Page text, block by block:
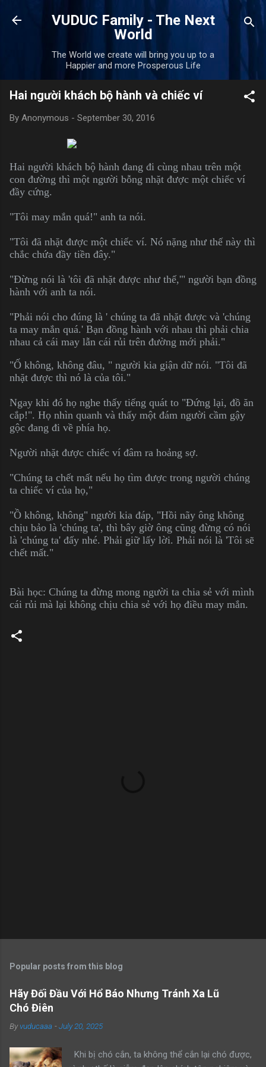
Skip to main content
VUDUC Family - The Next
World
The World we create will bring you up to a
Happier and more Prosperous Life
Hai người khách bộ hành và chiếc ví
By Anonymous - September 30, 2016
Hai người khách bộ hành đang đi cùng nhau trên một
con đường thì một người bỗng nhặt được một chiếc ví
đầy cứng.
"Tôi may mắn quá!" anh ta nói.
"Tôi đã nhặt được một chiếc ví. Nó nặng như thế này thì
chắc chứa đầy tiền đây."
"Đừng nói là 'tôi đã nhặt được như thế,'" người bạn đồng
hành với anh ta nói.
"Phải nói cho đúng là ' chúng ta đã nhặt được và 'chúng
ta may mắn quá.' Bạn đồng hành với nhau thì phải chia
nhau cả cái may lẫn cái rủi trên đường mới phải."
"Ố không, không đâu, " người kia giận dữ nói. "Tôi đã
nhặt được thì nó là của tôi."
Ngay khi đó họ nghe thấy tiếng quát to "Đứng lại, đồ ăn
cắp!". Họ nhìn quanh và thấy một đám người cầm gậy
gộc đang đi về phía họ.
Người nhặt được chiếc ví đâm ra hoảng sợ.
"Chúng ta chết mất nếu họ tìm được trong người chúng
ta chiếc ví của họ,"
"Ồ không, không" người kia đáp, "Hồi nãy ông không
chịu bảo là 'chúng ta', thì bây giờ ông cũng đừng có nói
là 'chúng ta' đấy nhé. Phải giữ lấy lời. Phải nói là 'Tôi sẽ
chết mất."
Bài học: Chúng ta đừng mong người ta chia sẻ với mình
cái rủi mà lại không chịu chia sẻ với họ điều may mắn.
Popular posts from this blog
Hãy Đối Đầu Với Hổ Báo Nhưng Tránh Xa Lũ
Chó Điên
Byvuducaaa -July 20, 2025
Khi bị chó cắn, ta không thể cắn lại chó được,